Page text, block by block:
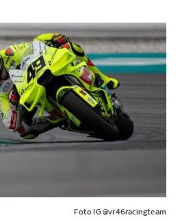
Foto IG @vr46racingteam